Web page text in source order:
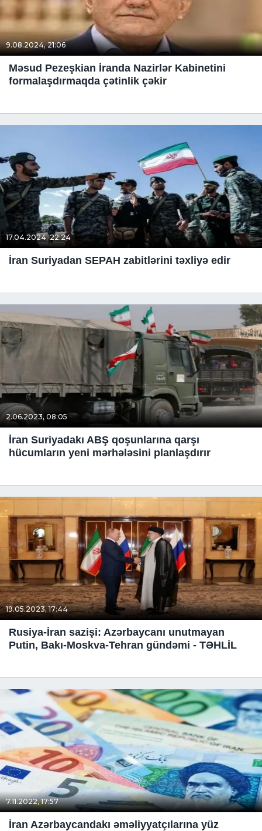
9.08.2024, 21:06
Məsud Pezeşkian İranda Nazirlər Kabinetini
formalaşdırmaqda çətinlik çəkir
17.04.2024, 22:24
İran Suriyadan SEPAH zabitlərini təxliyə edir
2.06.2023, 08:05
İran Suriyadakı ABŞ qoşunlarına qarşı
hücumların yeni mərhələsini planlaşdırır
19.05.2023, 17:44
Rusiya-İran sazişi: Azərbaycanı unutmayan
Putin, Bakı-Moskva-Tehran gündəmi - TƏHLİL
7.11.2022, 17:57
İran Azərbaycandakı əməliyyatçılarına yüz